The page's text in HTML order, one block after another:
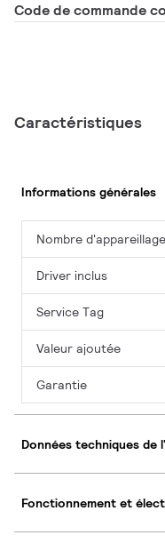
Code de commande
Caractéristiques
Informations générales
Nombre
Driver inclus
Service Tag
Valeur ajoutée
Garantie
Données techniques de
Fonctionnement et